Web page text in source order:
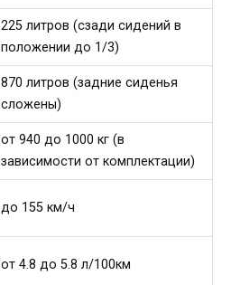
225 литров (сзади сидений в
положении до 1/3)
870 литров (задние сиденья
сложены)
от 940 до 1000 кг (в
зависимости от комплектации)
до 155 км/ч
от 4.8 до 5.8 л/100км